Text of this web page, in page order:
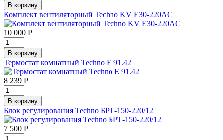
Комплект вентиляторный Techno KV E30-220AC
10 000 Р
Термостат комнатный Techno E 91.42
8 239 Р
Блок регулирования Techno БРТ-150-220/12
7 500 Р